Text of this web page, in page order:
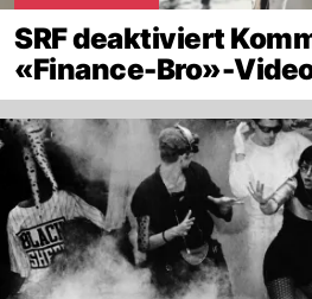
SRF deaktiviert
«Finance-Bro»-